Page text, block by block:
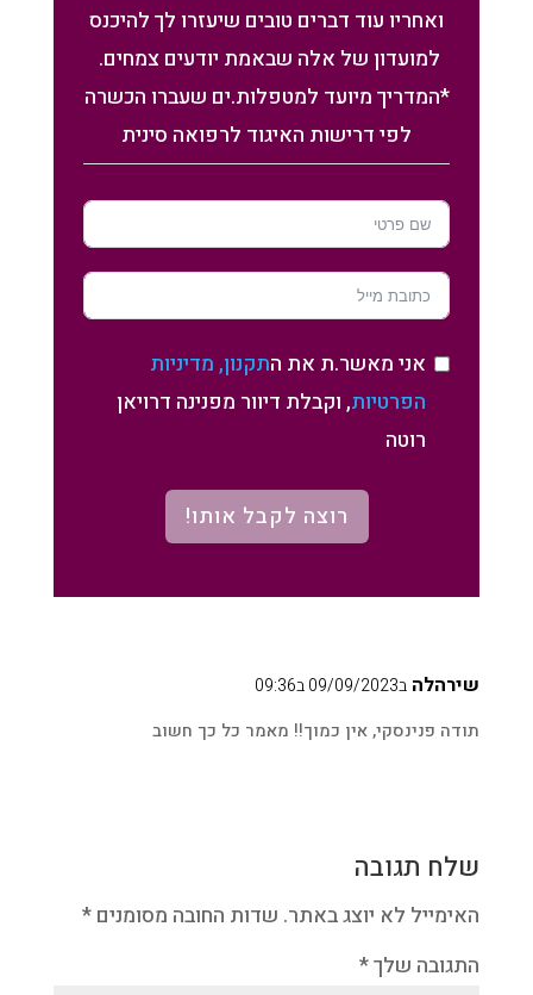
ואחריו עוד דברים טובים שיעזרו לך להיכנס
למועדון של אלה שבאמת יודעים צמחים.
*המדריך מיועד למטפלות.ים שעברו הכשרה
לפי דרישות האיגוד לרפואה סינית
אני מאשר.ת את התקנון, מדיניות
הפרטיות, וקבלת דיוור מפנינה דרויאן
רוטה
רוצה לקבל אותו!
שירהלה ב09/09/2023 ב09:36
תודה פנינסקי, אין כמוך!! מאמר כל כך חשוב
שלח תגובה
האימייל לא יוצג באתר. שדות החובה מסומנים *
התגובה שלך*